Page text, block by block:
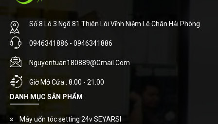
Số 8 Lô 3 Ngõ 81 Thiên Lôi.Vĩnh Niệm.Lê Chân.Hải Phòng
0946341886 - 0946341886
Nguyentuan180889@gmail.com
Giờ Mở Cửa : 8:00 - 21:00
DANH MỤC SẢN PHẨM
Máy uốn tóc setting 24v SEYARSI